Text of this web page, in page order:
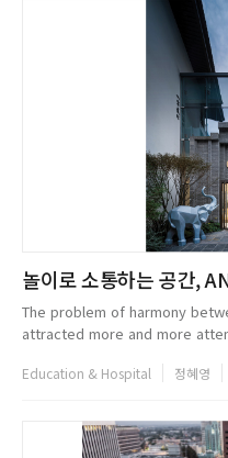
놀이로 소통하는 공간,
The problem of harmony
attracted more and more
becoming a wor...
Education & Hospital 정혜영